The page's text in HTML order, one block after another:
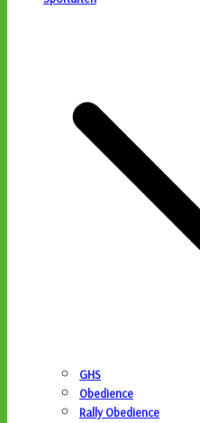
GHS
Obedience
Rally Obedience